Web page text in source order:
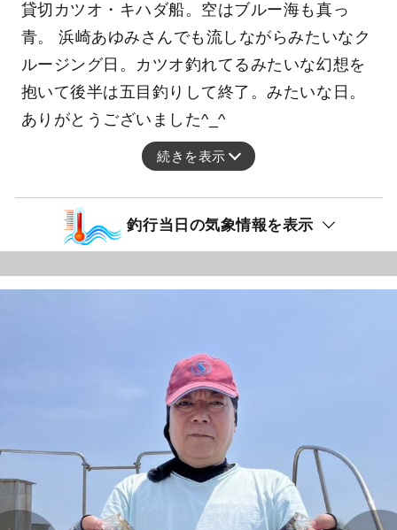
貸切カツオ・キハダ船。空はブルー海も真っ
青。 浜崎あゆみさんでも流しながらみたいなク
ルージング日。カツオ釣れてるみたいな幻想を
抱いて後半は五目釣りして終了。みたいな日。
ありがとうございました^_^
続きを表示
釣行当日の気象情報を表示